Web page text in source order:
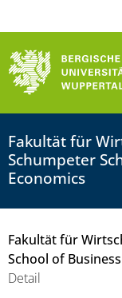
Fakultät für
Schumpeter
Economics
Fakultät für
School of
Detail